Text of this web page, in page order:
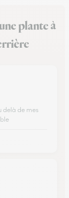
plante à
delà de mes